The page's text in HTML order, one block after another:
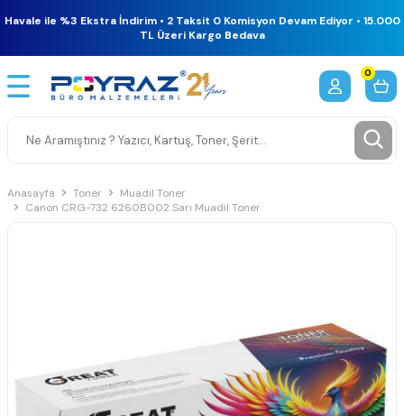
Havale ile %3 Ekstra İndirim • 2 Taksit 0 Komisyon Devam Ediyor • 15.000
TL Üzeri Kargo Bedava
0
Anasayfa Toner
Muadil Toner
Canon CRG-732 6260B002 Sarı Muadil Toner